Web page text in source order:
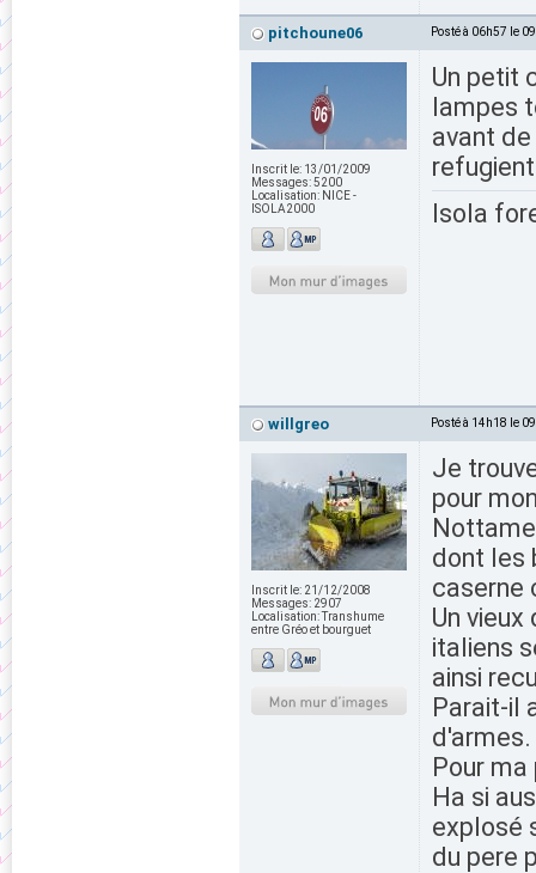
pitchoune06 Posté à 06h57 le
Inscrit le: 13/01/2009
Messages:5200
Localisation: NICE -
ISOLA2000
Un petit
lampes
avant
Isola
willgreo Posté à 14h18 le
Inscrit le: 21/12/2008
Messages: 2907
Localisation:Transhume
entre Gréo et bourguet
Je
pour
dont les
caserne
Un
italiens
ainsi
Parait-il
d'armes.
Pour
Ha si
explosé
du pere